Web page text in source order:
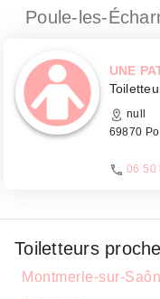
Poule-les-
UNE
null
69870
06 50
Toiletteurs
Montmerle-sur-